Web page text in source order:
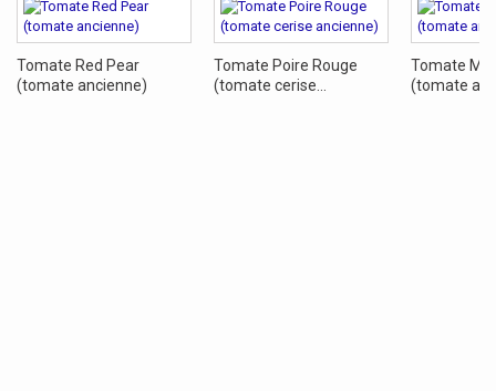
Tomate Red Pear
(tomate ancienne)
Tomate Poire Rouge
(tomate cerise...
Tomate
(tomate